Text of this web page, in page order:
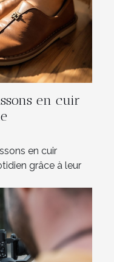
en cuir
en cuir
grâce à leur